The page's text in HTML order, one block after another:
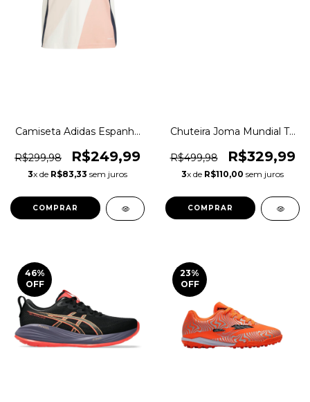
Camiseta Adidas Espanha
R$299,98
R$249,99
3x de R$83,33 sem juros
COMPRAR
Chuteira Joma Mundial TF
R$499,98
R$329,99
3x de R$110,00 sem juros
COMPRAR
46%
OFF
23%
OFF